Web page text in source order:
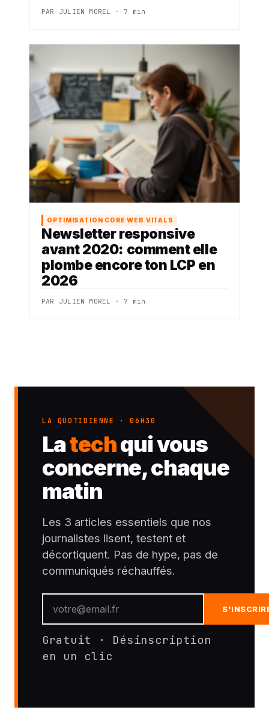
PAR JULIEN MOREL · 7 min
OPTIMISATION CORE WEB VITALS
Newsletter responsive
avant 2020: comment elle
plombe encore ton LCP en
2026
PAR JULIEN MOREL · 7 min
LA QUOTIDIENNE · 06H30
Latechqui vous
concerne, chaque
matin
Les 3 articles essentiels que nos
journalistes lisent, testent et
décortiquent. Pas de hype, pas de
communiqués réchauffés.
Gratuit · Désinscription
en un clic